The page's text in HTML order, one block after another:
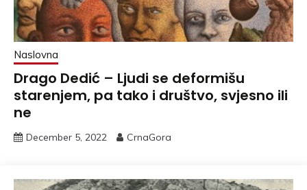
Naslovna
Drago Dedić – Ljudi se deformišu
starenjem, pa tako i društvo, svjesno ili
ne
December 5, 2022 CrnaGora